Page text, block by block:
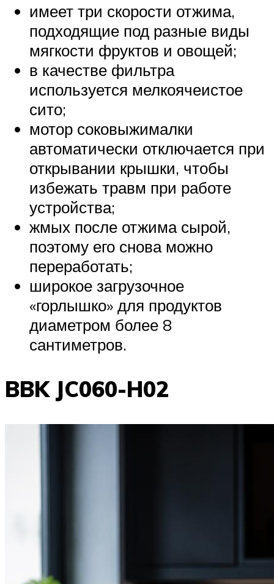
имеет три скорости отжима,
подходящие под разные виды
мягкости фруктов и овощей;
в качестве фильтра
используется мелкоячеистое
сито;
мотор соковыжималки
автоматически отключается при
открывании крышки, чтобы
избежать травм при работе
устройства;
жмых после отжима сырой,
поэтому его снова можно
переработать;
широкое загрузочное
«горлышко» для продуктов
диаметром более 8
сантиметров.
BBK JC060-H02